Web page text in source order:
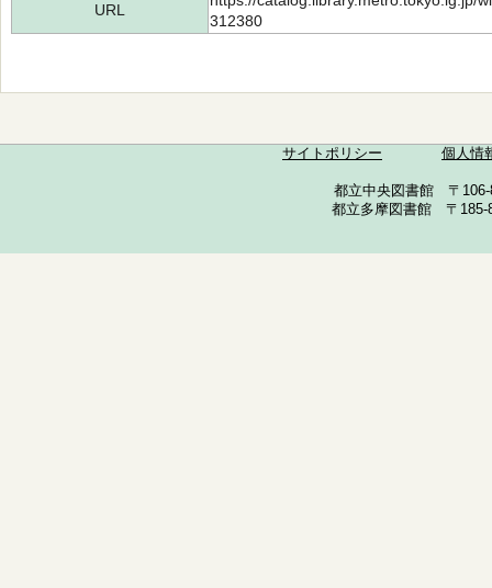
URL
312380
サイトポリシー 個人情
都立中央図書館 〒
都立多摩図書館 〒185-